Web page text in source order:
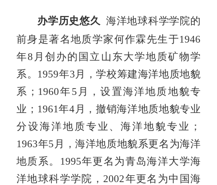
办学历史悠久
海洋地球科学学院的
前身是著名地质学家何作霖先生于1946
年8 月创办的国立山东大学地质矿物学
系。 1959年3 月，学校筹建海洋地质地貌
系； 1960年 5 月，设置海洋地质地貌专
业； 1961年4 月，撤销海洋地质地貌专业
分设海洋地质专业、海洋地貌专业；
1963年5 月，海洋地质地貌系更名为海洋
地质系。 1995年更名为青岛海洋大学海
洋地球科学学院， 2002年更名为中国海